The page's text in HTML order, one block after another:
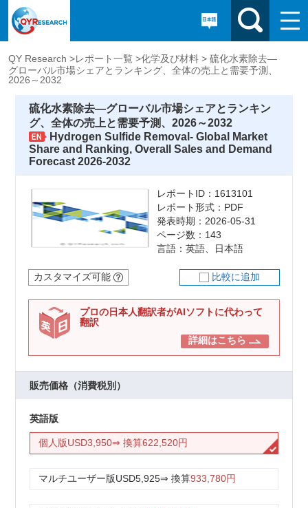
QY Research >レポート一覧 >化学及び材料 > 硫化水素除去―
グローバル市場シェアとランキング、全体の売上と需要予測、
2026～2032
硫化水素除去―グローバル市場シェアとランキン
グ、全体の売上と需要予測、2026～2032
Hydrogen Sulfide Removal- Global Market
Share and Ranking, Overall Sales and Demand
Forecast 2026-2032
レポートID：1613101
レポート形式：PDF
発表時期：2026-05-31
ページ数：143
言語：英語、日本語
カスタマイズ可能 比較に追加
プロの日本人翻訳者がAIソフトに代わって
翻訳
詳細はこちら
販売価格（消費税別）
英語版
個人版USD3,950⇒ 換算622,520円
マルチユーザー版USD5,925⇒ 換算933,780円